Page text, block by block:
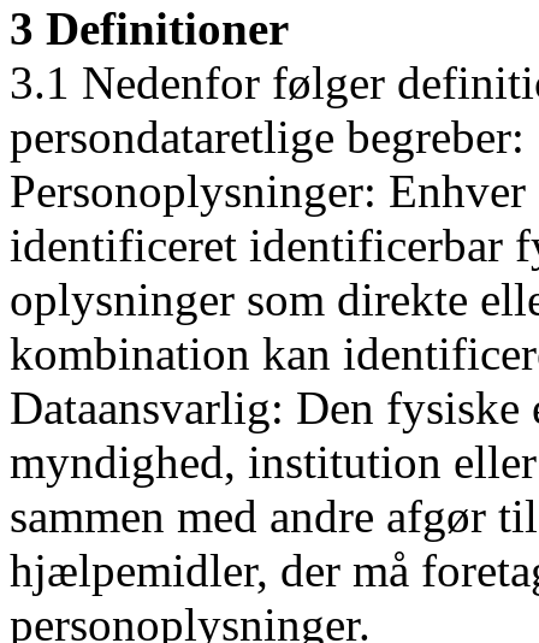
3 Definitioner
3.1 Nedenfor følger
persondataretlige begreber:
Personoplysninger:
identificeret identificerbar
oplysninger som direkte
kombination kan
Dataansvarlig: Den
myndighed, institution
sammen med andre afgør
hjælpemidler, der må
personoplysninger.